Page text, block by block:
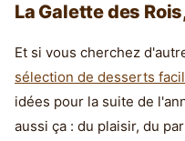
La Galette des
Et si vous cherchez
sélection de desserts
idées pour la suite de
aussi ça : du plaisir, du